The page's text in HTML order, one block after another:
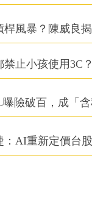
風暴？陳威良
止小孩使用3C
險破百，成「
：AI重新定價台